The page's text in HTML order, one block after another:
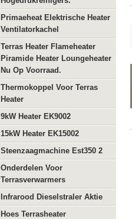
Primaeheat Elektrische Heater
Ventilatorkachel
Terras Heater Flameheater
Piramide Heater Loungeheater
Nu Op Voorraad.
Thermokoppel Voor Terras
Heater
9kW Heater EK9002
15kW Heater EK15002
Steenzaagmachine Est350 2
Onderdelen Voor
Terrasverwarmers
Infrarood Dieselstraler Aktie
Hoes Terrasheater